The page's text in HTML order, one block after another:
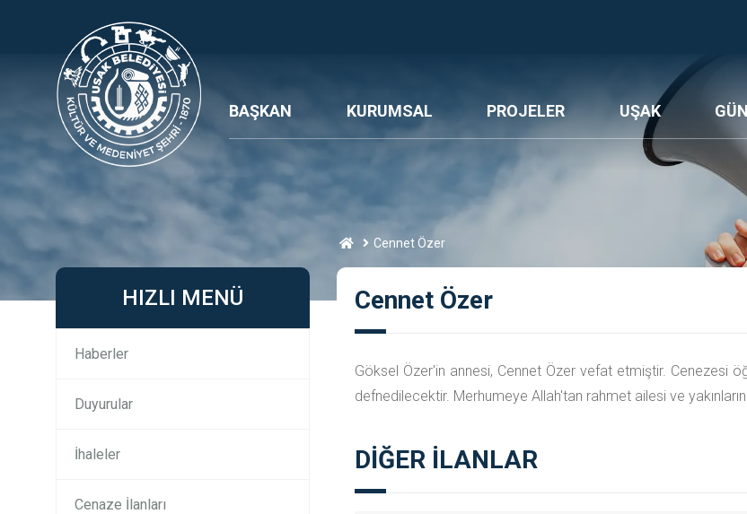
BAŞKAN KURUMSAL PROJELER UŞAK
Cennet Özer
HIZLI MENÜ
Haberler
Duyurular
İhaleler
Cenaze İlanları
Cennet Özer
Göksel Özer'in annesi, Cennet Özer vefat etmiştir. Cenezesi
defnedilecektir. Merhumeye Allah'tan rahmet ailesi ve
DİĞER İLANLAR